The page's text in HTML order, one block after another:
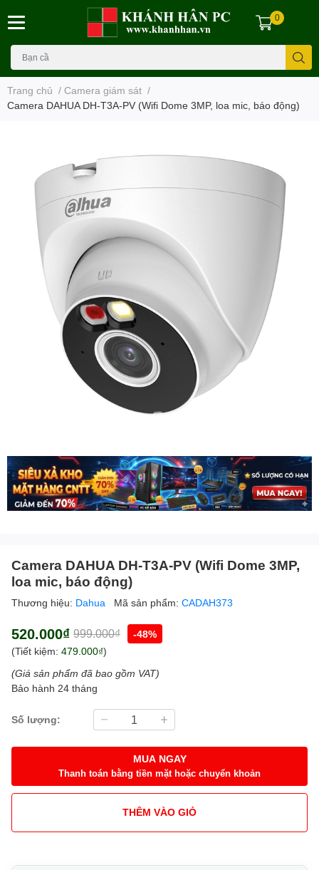
0
Trang chủ / Camera giám sát /
Camera DAHUA DH-T3A-PV (Wifi Dome 3MP, loa mic, báo động)
Camera DAHUA DH-T3A-PV (Wifi Dome 3MP,
loa mic, báo động)
Thương hiệu: Dahua Mã sản phẩm: CADAH373
520.000₫ 999.000₫
-48%
(Tiết kiệm: 479.000₫)
(Giá sản phẩm đã bao gồm VAT)
Bảo hành 24 tháng
Số lượng:
MUA NGAY
Thanh toán bằng tiền mặt hoặc chuyển khoản
THÊM VÀO GIỎ